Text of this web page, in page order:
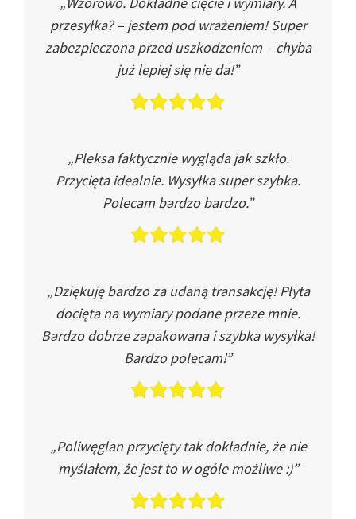
przesyłka? – jestem pod wrażeniem! Super
zabezpieczona przed uszkodzeniem – chyba
już lepiej się nie da!”
„Pleksa faktycznie wygląda jak szkło.
Przycięta idealnie. Wysyłka super szybka.
Polecam bardzo bardzo.”
„Dziękuję bardzo za udaną transakcję! Płyta
docięta na wymiary podane przeze mnie.
Bardzo dobrze zapakowana i szybka wysyłka!
Bardzo polecam!”
„Poliwęglan przycięty tak dokładnie, że nie
myślałem, że jest to w ogóle możliwe :)”